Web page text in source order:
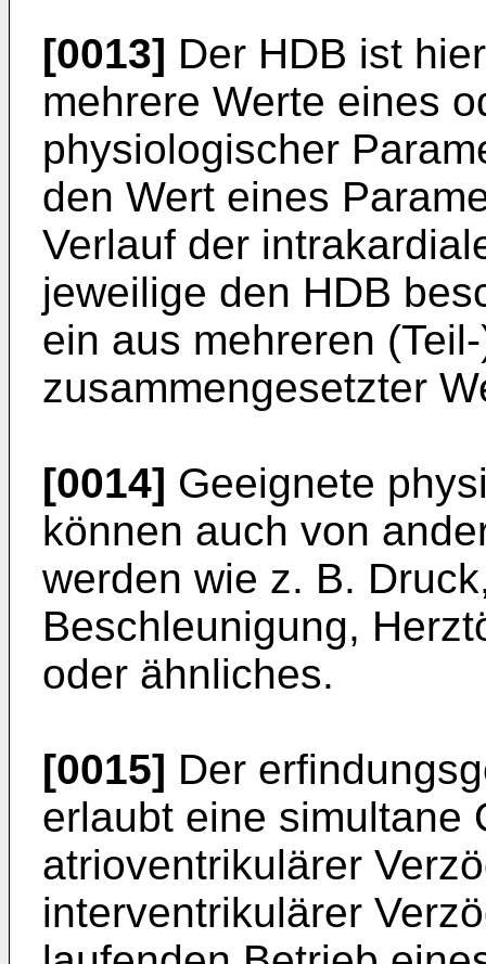
[0013] Der HDB ist
mehrere Werte eines
physiologischer
den Wert eines
Verlauf der
jeweilige den HDB
ein aus mehreren
zusammengesetzter
[0014] Geeignete
können auch von
werden wie z. B.
Beschleunigung,
oder ähnliches.
[0015] Der
erlaubt eine simultane
atrioventrikulärer
interventrikulärer